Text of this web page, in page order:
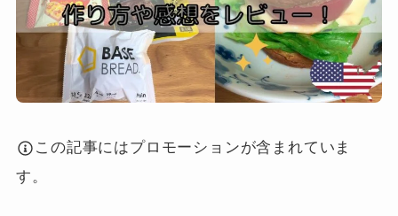
この記事にはプロモーションが含まれていま
す。